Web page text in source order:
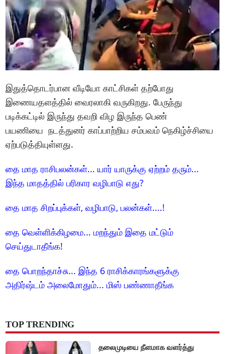
இதுத்தொடர்பான வீடியோ காட்சிகள் தற்போது
இணையதளத்தில் வைரலாகி வருகிறது. பேருந்து
படிக்கட்டில் இருந்து தவறி விழ இருந்த பெண்
பயணியை நடத்துனர் காப்பாற்றிய சம்பவம் நெகிழ்ச்சியை
ஏற்படுத்தியுள்ளது.
தை மாத ராசிபலன்கள்... யார் யாருக்கு ஏற்றம் தரும்...
இந்த மாதத்தில் பரிகார வழிபாடு எது?
தை மாத சிறப்புக்கள், வழிபாடு, பலன்கள்....!
தை வெள்ளிக்கிழமை... மறந்தும் இதை மட்டும்
செய்துடாதீங்க!
தை பொறந்தாச்சு... இந்த 6 ராசிக்காரங்களுக்கு
அதிர்ஷ்டம் அலைமோதும்... மிஸ் பண்ணாதீங்க
TOP TRENDING
தலைமுடியை நீளமாக வளர்த்து